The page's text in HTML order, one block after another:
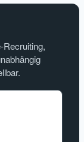
Recruiting,